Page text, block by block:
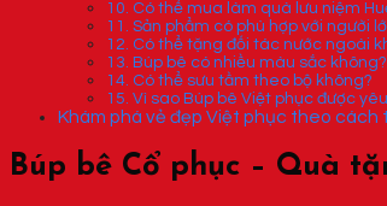
10. Có thể mua làm quà lưu niệm
11. Sản phẩm có phù hợp với người
12. Có thể tặng đối tác nước ngoài
13. Búp bê có nhiều màu sắc không?
14. Có thể sưu tầm theo bộ không?
15. Vì sao Búp bê Việt phục được
Khám phá vẻ đẹp Việt phục theo cách
Búp bê Cổ phục – Quà